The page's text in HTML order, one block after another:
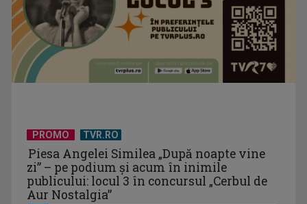
Piesa „Un actor grăbit” a Laurei Stoica – prima în topul
preferinţelor ...
PROMO TVR.RO
Piesa Angelei Similea „După noapte vine
zi” – pe podium şi acum în inimile
publicului: locul 3 în concursul „Cerbul de
Aur Nostalgia”